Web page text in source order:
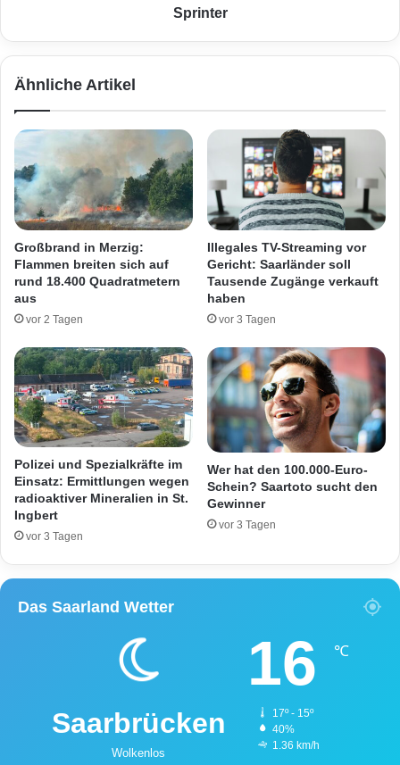
n
n
o
c
h
n
e
a
u
f
d
e
r
A
1
f
c
h
t
v
e
m
c
h
d
u
r
c
h
e
i
n
e
Sprinter
Ähnliche Artikel
Großbrand in Merzig:
Flammen breiten sich auf
rund 18.400 Quadratmetern
aus
vor 2 Tagen
Illegales TV-Streaming vor
Gericht: Saarländer soll
Tausende Zugänge verkauft
haben
vor 3 Tagen
Polizei und Spezialkräfte im
Einsatz: Ermittlungen wegen
radioaktiver Mineralien in St.
Ingbert
vor 3 Tagen
Wer hat den 100.000-Euro-
Schein? Saartoto sucht den
Gewinner
vor 3 Tagen
Das Saarland Wetter
Saarbrücken
Wolkenlos
16 ℃
17º - 15º
40%
1.36 km/h